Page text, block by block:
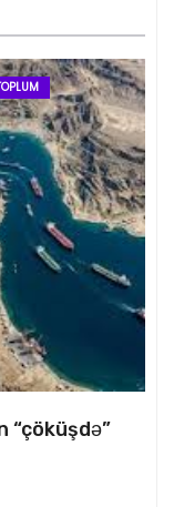
“çöküşdə”